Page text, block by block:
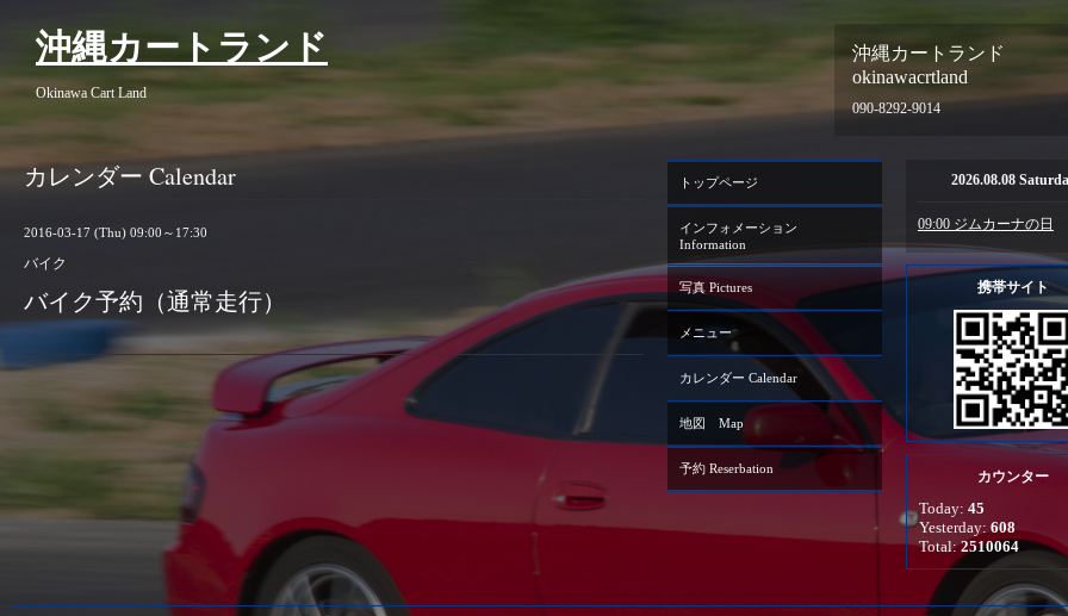
沖縄カートランド
okinawacrtland
090-8292-9014
沖縄カートランド
Okinawa Cart Land
カレンダー Calendar
2016-03-17 (Thu) 09:00～17:30
バイク
バイク予約（通常走行）
トップページ
インフォメーション
Information
写真 Pictures
メニュー
カレンダー Calendar
地図 Map
予約 Reserbation
2026.08.08
09:00 ジムカーナの日
携帯サイト
カウンター
Today: 45
Yesterday: 608
Total:2510064